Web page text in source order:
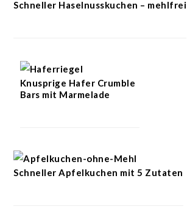
Schneller Haselnusskuchen – mehlfrei
Knusprige Hafer Crumble
Bars mit Marmelade
Schneller Apfelkuchen mit 5 Zutaten